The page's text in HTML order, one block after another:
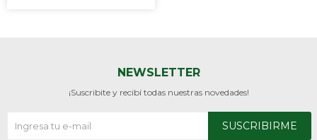
NEWSLETTER
¡Suscribite y recibí todas nuestras novedades!
SUSCRIBIRME